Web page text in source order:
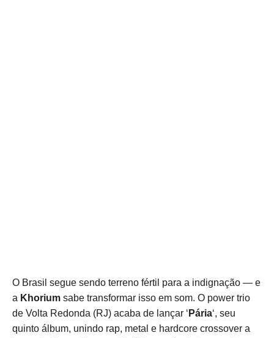
O Brasil segue sendo terreno fértil para a indignação — e
a Khorium sabe transformar isso em som. O power trio
de Volta Redonda (RJ) acaba de lançar ‘ Pária‘, seu
quinto álbum, unindo rap, metal e hardcore crossover a